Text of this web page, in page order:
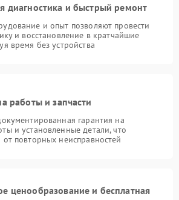
диагностика и быстрый ремонт
и опыт позволяют провести
и восстановление в кратчайшие
время без устройства
работы и запчасти
гарантия на
и установленные детали, что
повторных неисправностей
ценообразование и бесплатная